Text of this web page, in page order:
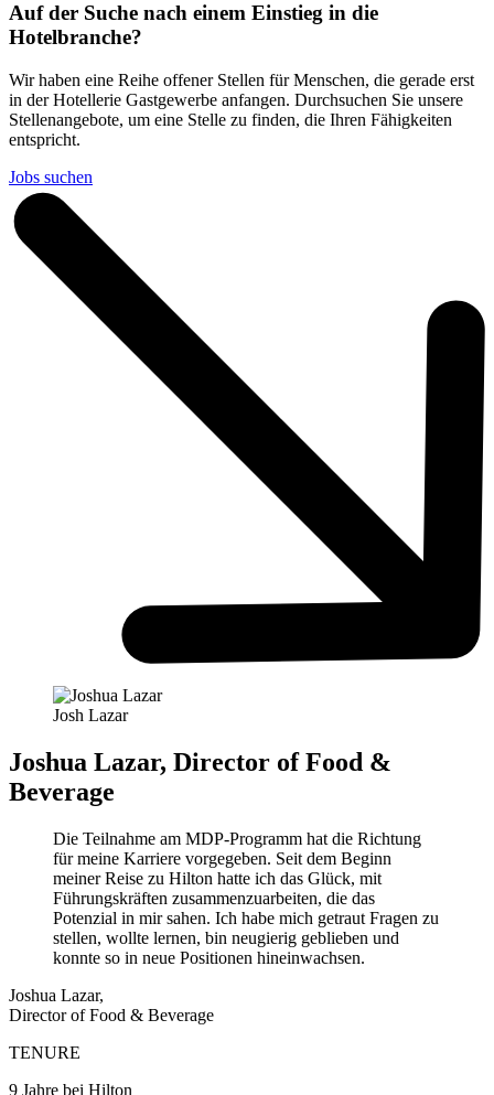
Auf der Suche nach einem Einstieg in die
Hotelbranche?
Wir haben eine Reihe offener Stellen für Menschen, die gerade erst
in der Hotellerie Gastgewerbe anfangen. Durchsuchen Sie unsere
Stellenangebote, um eine Stelle zu finden, die Ihren Fähigkeiten
entspricht.
Jobs suchen
Josh Lazar
Joshua Lazar, Director of Food &
Beverage
Die Teilnahme am MDP-Programm hat die Richtung
für meine Karriere vorgegeben. Seit dem Beginn
meiner Reise zu Hilton hatte ich das Glück, mit
Führungskräften zusammenzuarbeiten, die das
Potenzial in mir sahen. Ich habe mich getraut Fragen zu
stellen, wollte lernen, bin neugierig geblieben und
konnte so in neue Positionen hineinwachsen.
Joshua Lazar,
Director of Food & Beverage
TENURE
9 Jahre bei Hilton